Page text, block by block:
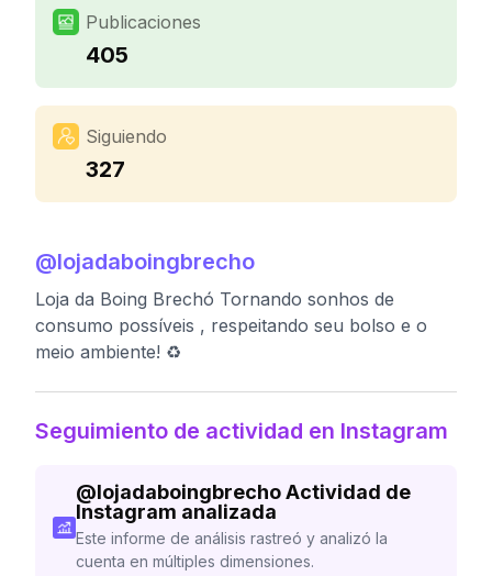
Publicaciones
405
Siguiendo
327
@lojadaboingbrecho
Loja da Boing Brechó Tornando sonhos de
consumo possíveis , respeitando seu bolso e o
meio ambiente! ♻️
Seguimiento de actividad en Instagram
@lojadaboingbrechoActividad de
Instagram analizada
Este informe de análisis rastreó y analizó la
cuenta en múltiples dimensiones.